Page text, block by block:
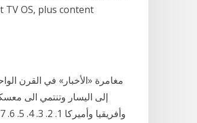
OS, plus content
مغامرة «الأخبار» في القرن
إلى اليسار وتنتمي الى